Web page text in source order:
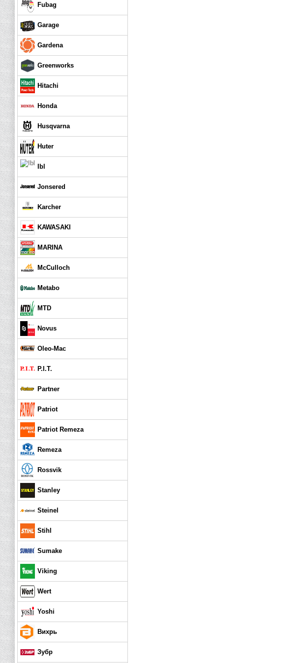
Fubag
Garage
Gardena
Greenworks
Hitachi
Honda
Husqvarna
Huter
Ibl
Jonsered
Karcher
KAWASAKI
MARINA
McCulloch
Metabo
MTD
Novus
Oleo-Mac
P.I.T.
Partner
Patriot
Patriot Remeza
Remeza
Rossvik
Stanley
Steinel
Stihl
Sumake
Viking
Wert
Yoshi
Вихрь
Зубр